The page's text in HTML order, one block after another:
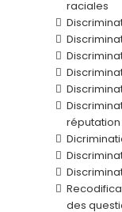
raciales
des